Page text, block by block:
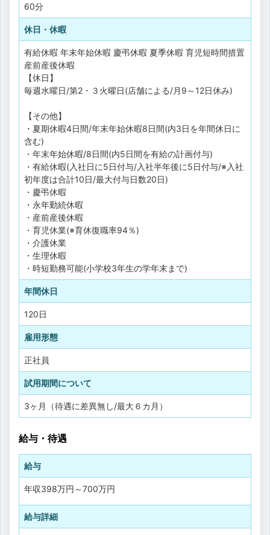
60分
休日・休暇
有給休暇 年末年始休暇 慶弔休暇 夏季休暇 育児短時間措置
産前産後休暇
【休日】
毎週水曜日/第2・３火曜日(店舗による/月9～12日休み)
【その他】
・夏期休暇4日間/年末年始休暇8日間(内3日を年間休日に
含む)
・年末年始休暇/8日間(内5日間を有給の計画付与)
・有給休暇(入社日に5日付与/入社半年後に5日付与/※入社
初年度は合計10日/最大付与日数20日)
・慶弔休暇
・永年勤続休暇
・産前産後休暇
・育児休業(※育休復職率94％)
・介護休業
・生理休暇
・時短勤務可能(小学校3年生の学年末まで)
年間休日
120日
雇用形態
正社員
試用期間について
3ヶ月（待遇に差異無し/最大６カ月）
給与・待遇
給与
年収398万円 ～700万円
給与詳細